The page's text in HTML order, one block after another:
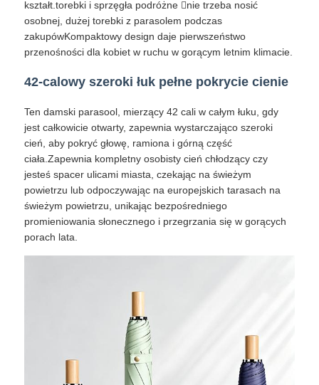
kształt.torebki i sprzęgła podróżne nie trzeba nosić
osobnej, dużej torebki z parasolem podczas
zakupówKompaktowy design daje pierwszeństwo
przenośności dla kobiet w ruchu w gorącym letnim klimacie.
42-calowy szeroki łuk pełne pokrycie cienie
Ten damski parasool, mierzący 42 cali w całym łuku, gdy
jest całkowicie otwarty, zapewnia wystarczająco szeroki
cień, aby pokryć głowę, ramiona i górną część
ciała.Zapewnia kompletny osobisty cień chłodzący czy
jesteś spacer ulicami miasta, czekając na świeżym
powietrzu lub odpoczywając na europejskich tarasach na
świeżym powietrzu, unikając bezpośredniego
promieniowania słonecznego i przegrzania się w gorących
porach lata.